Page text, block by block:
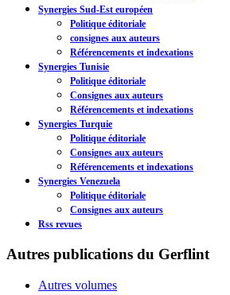
Synergies Sud-Est européen
Politique éditoriale
consignes aux auteurs
Référencements et indexations
Synergies Tunisie
Politique éditoriale
Consignes aux auteurs
Référencements et indexations
Synergies Turquie
Politique éditoriale
Consignes aux auteurs
Référencements et indexations
Synergies Venezuela
Politique éditoriale
Consignes aux auteurs
Rss revues
Autres publications du Gerflint
Autres volumes